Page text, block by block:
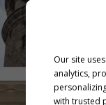
Our site
analytics,
with trusted